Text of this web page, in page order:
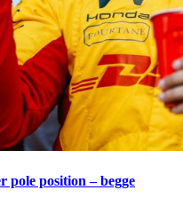
pole position – begge